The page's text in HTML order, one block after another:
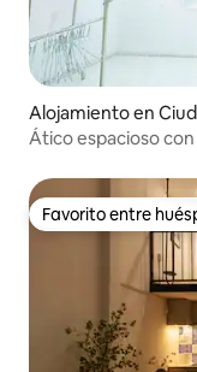
Alojamiento en
Ático espacioso
Favorito entre
Favorito entre